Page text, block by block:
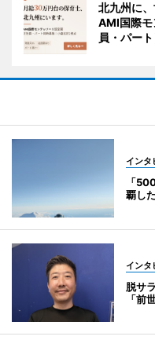
北九州に、
AMI国際モ
員・パート
インタ
「
覇し
インタ
脱サ
「前